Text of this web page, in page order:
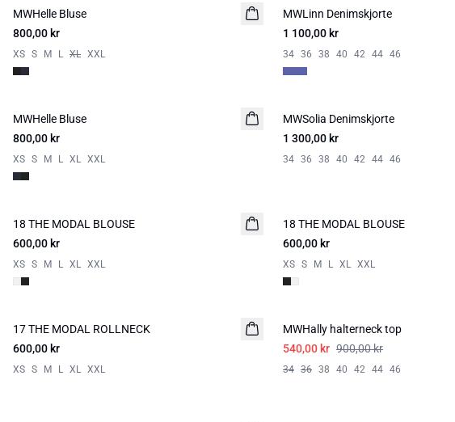
NYHED
MWHelle Bluse
800,00 kr
XS S M L XL XXL
NYHED
MWLinn Denimskjorte
1 100,00 kr
34 36 38 40 42 44 46
NYHED
MWHelle Bluse
800,00 kr
XS S M L XL XXL
NYHED
MWSolia Denimskjorte
1 300,00 kr
34 36 38 40 42 44 46
NYHED
18 THE MODAL BLOUSE
600,00 kr
XS S M L XL XXL
NYHED
18 THE MODAL BLOUSE
600,00 kr
XS S M L XL XXL
NYHED
17 THE MODAL ROLLNECK
600,00 kr
XS S M L XL XXL
MWHally halterneck top
540,00 kr 900,00 kr
34 36 38 40 42 44 46